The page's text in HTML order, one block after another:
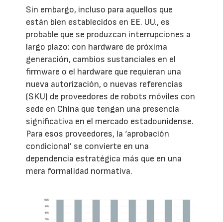
Sin embargo, incluso para aquellos que
están bien establecidos en EE. UU., es
probable que se produzcan interrupciones a
largo plazo: con hardware de próxima
generación, cambios sustanciales en el
firmware o el hardware que requieran una
nueva autorización, o nuevas referencias
(SKU) de proveedores de robots móviles con
sede en China que tengan una presencia
significativa en el mercado estadounidense.
Para esos proveedores, la ‘aprobación
condicional’ se convierte en una
dependencia estratégica más que en una
mera formalidad normativa.